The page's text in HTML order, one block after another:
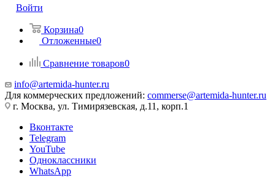
Войти
Корзина0
Отложенные0
Сравнение товаров0
info@artemida-hunter.ru
Для коммерческих предложений: commerse@artemida-hunter.ru
г. Москва, ул. Тимирязевская, д.11, корп.1
Вконтакте
Telegram
YouTube
Одноклассники
WhatsApp